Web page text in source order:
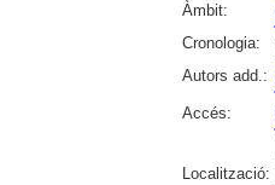
Àmbit:
Cronologia:
Autors add.:
Accés:
Localització: